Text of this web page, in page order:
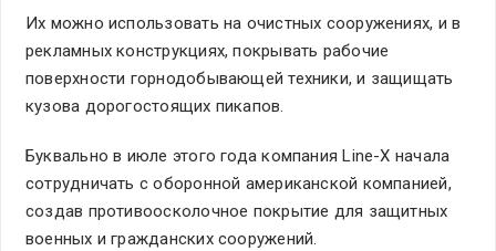
Их можно использовать на очистных сооружениях, и в
рекламных конструкциях, покрывать рабочие
поверхности горнодобывающей техники, и защищать
кузова дорогостоящих пикапов.
Буквально в июле этого года компания Line-X начала
сотрудничать с оборонной американской компанией,
создав противоосколочное покрытие для защитных
военных и гражданских сооружений.